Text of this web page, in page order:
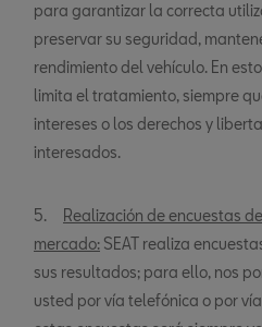
para garantizar la correcta
preservar su seguridad,
rendimiento del vehículo. En
limita el tratamiento, siempre
intereses o los derechos y
interesados.
5.
Realización de encuestas
mercado: SEAT realiza
sus resultados; para ello, nos
usted por vía telefónica o por